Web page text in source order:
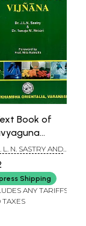
Book of
(Vol - 2)
L. N. SASTRY AND
M. NESARI
Shipping
ANY TARIFFS
TAXES